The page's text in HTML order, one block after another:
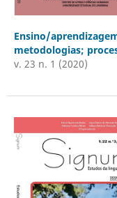
Ensino/
metodologias;
v. 23 n. 1 (2020)